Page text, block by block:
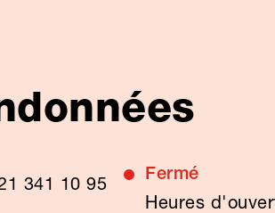
341 10 95 Fermé
Heures